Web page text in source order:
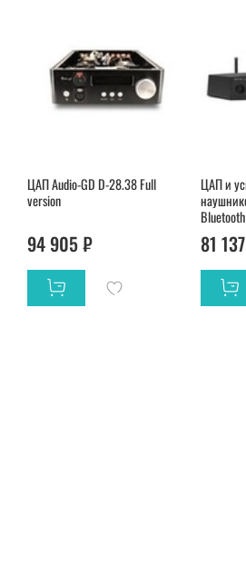
ЦАП Audio-GD D-28.38 Full
version
94 905 ₽
ЦАП и
Bluetooth
81